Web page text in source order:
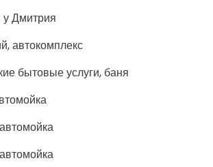
у Дмитрия
автокомплекс
бытовые услуги, баня